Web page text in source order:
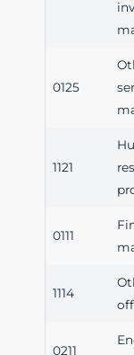
0125
1121
0111
1114
0211